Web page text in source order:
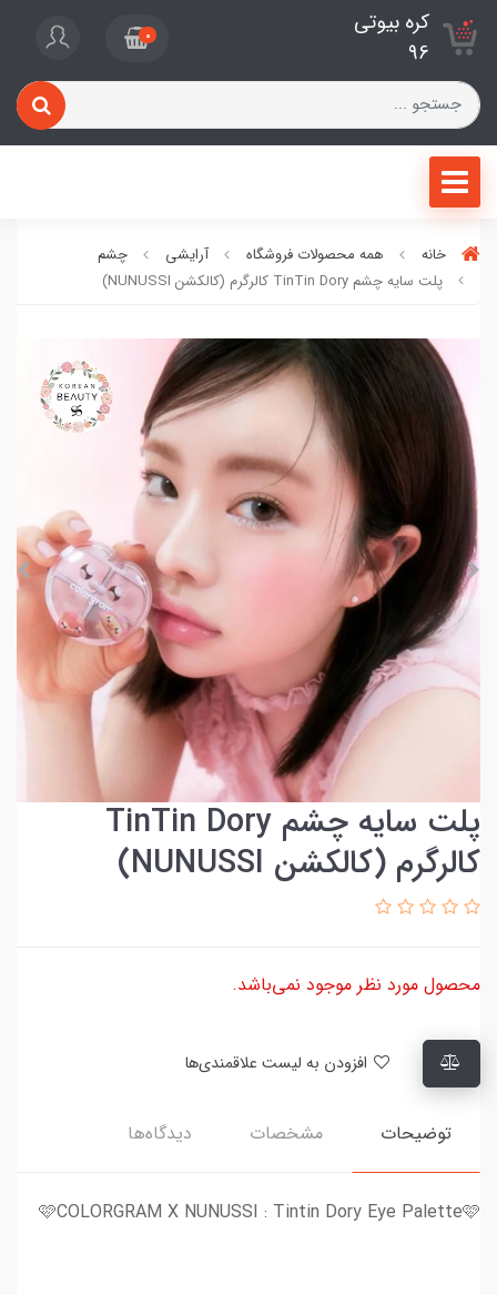
کره بیوتی
96
0
خانه همه محصولات فروشگاه آرایشی
چشم
پلت سایه چشم TinTin Dory کالرگرم (کالکشن NUNUSSI)
پلت سایه چشم TinTin Dory
کالرگرم (کالکشن NUNUSSI)
محصول مورد نظر موجود نمی‌باشد.
توضیحات مشخصات دیدگاه‌ها
🩷COLORGRAM X NUNUSSI : Tintin Dory Eye Palette🩷